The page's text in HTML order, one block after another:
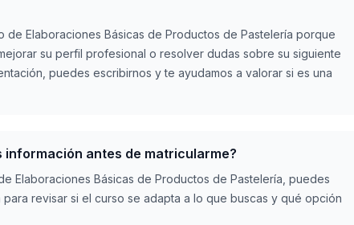
de Elaboraciones Básicas de Productos de Pastelería porque
su perfil profesional o resolver dudas sobre su siguiente
puedes escribirnos y te ayudamos a valorar si es una
información antes de matricularme?
Elaboraciones Básicas de Productos de Pastelería, puedes
revisar si el curso se adapta a lo que buscas y qué opción